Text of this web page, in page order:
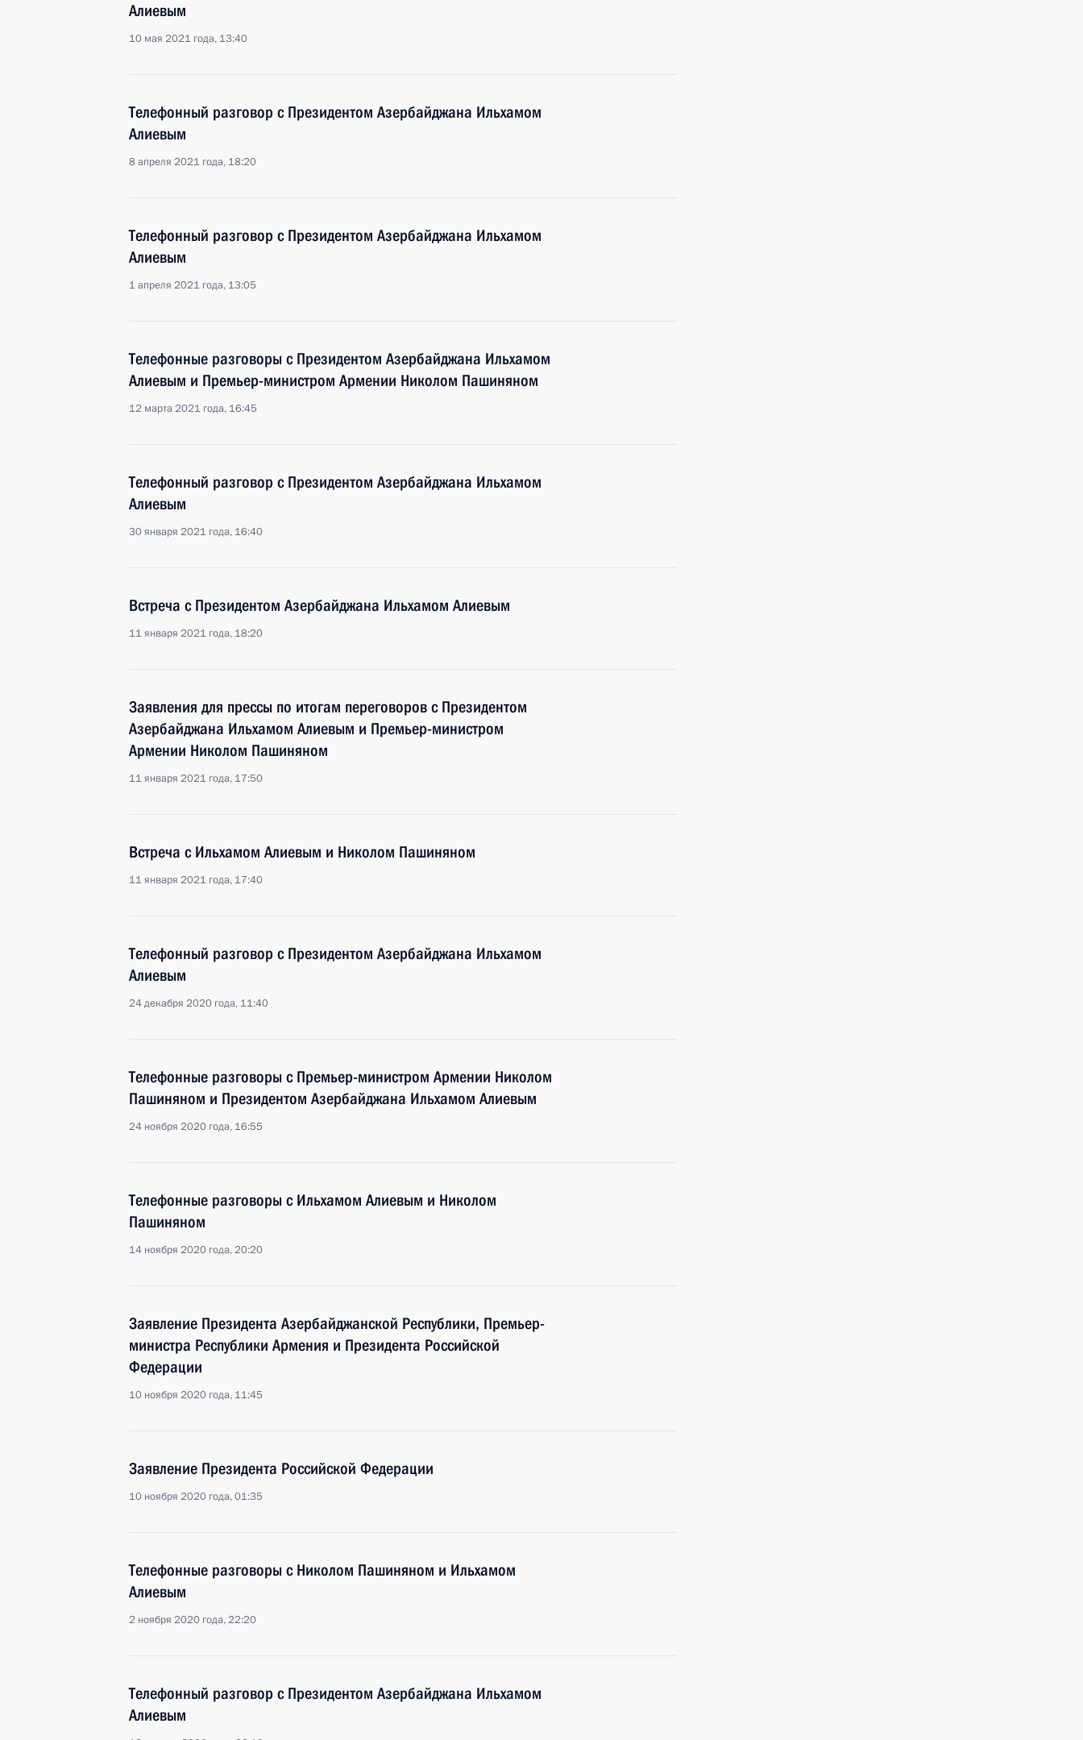
Алиевым
10 мая 2021 года, 13:40
Телефонный разговор с Президентом Азербайджана Ильхамом
Алиевым
8 апреля 2021 года, 18:20
Телефонный разговор с Президентом Азербайджана Ильхамом
Алиевым
1 апреля 2021 года, 13:05
Телефонные разговоры с Президентом Азербайджана Ильхамом
Алиевым и Премьер-министром Армении Николом Пашиняном
12 марта 2021 года, 16:45
Телефонный разговор с Президентом Азербайджана Ильхамом
Алиевым
30 января 2021 года, 16:40
Встреча с Президентом Азербайджана Ильхамом Алиевым
11 января 2021 года, 18:20
Заявления для прессы по итогам переговоров с Президентом
Азербайджана Ильхамом Алиевым и Премьер-министром
Армении Николом Пашиняном
11 января 2021 года, 17:50
Встреча с Ильхамом Алиевым и Николом Пашиняном
11 января 2021 года, 17:40
Телефонный разговор с Президентом Азербайджана Ильхамом
Алиевым
24 декабря 2020 года, 11:40
Телефонные разговоры с Премьер-министром Армении Николом
Пашиняном и Президентом Азербайджана Ильхамом Алиевым
24 ноября 2020 года, 16:55
Телефонные разговоры с Ильхамом Алиевым и Николом
Пашиняном
14 ноября 2020 года, 20:20
Заявление Президента Азербайджанской Республики, Премьер-
министра Республики Армения и Президента Российской
Федерации
10 ноября 2020 года, 11:45
Заявление Президента Российской Федерации
10 ноября 2020 года, 01:35
Телефонные разговоры с Николом Пашиняном и Ильхамом
Алиевым
2 ноября 2020 года, 22:20
Телефонный разговор с Президентом Азербайджана Ильхамом
Алиевым